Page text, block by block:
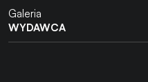
Galeria
WYDAWCA